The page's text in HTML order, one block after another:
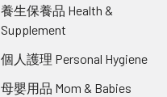
養生保養品 Health &
Supplement
個人護理 Personal Hygiene
母嬰用品 Mom & Babies